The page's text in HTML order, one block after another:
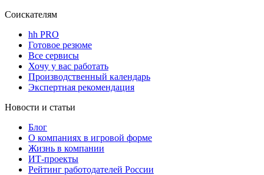
Соискателям
hh PRO
Готовое резюме
Все сервисы
Хочу у вас работать
Производственный календарь
Экспертная рекомендация
Новости и статьи
Блог
О компаниях в игровой форме
Жизнь в компании
ИТ-проекты
Рейтинг работодателей России